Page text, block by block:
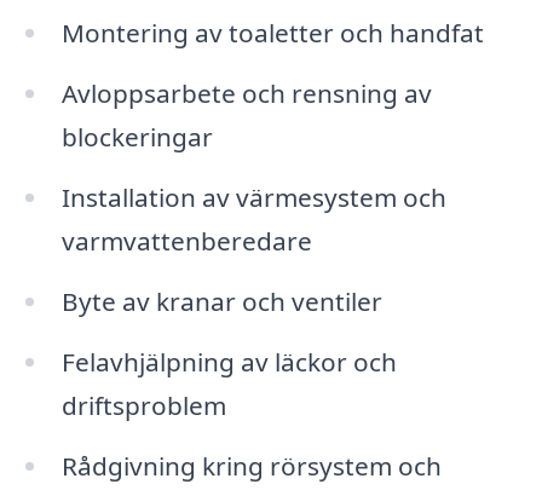
Montering av toaletter och handfat
Avloppsarbete och rensning av
blockeringar
Installation av värmesystem och
varmvattenberedare
Byte av kranar och ventiler
Felavhjälpning av läckor och
driftsproblem
Rådgivning kring rörsystem och